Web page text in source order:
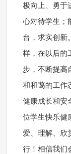
极向上、勇于
心对待学生；
台，求实创新
样，在以后的
步，不断提高
和和蔼的工作
健康成长和安
位学生快乐健
爱、理解、欣
行！相信我们